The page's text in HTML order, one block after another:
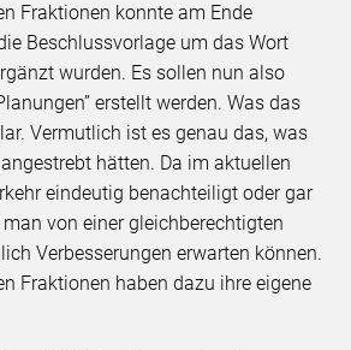
Fraktionen konnte am Ende
Beschlussvorlage um das Wort
wurden. Es sollen nun also
erstellt werden. Was das
Vermutlich ist es genau das, was
hätten. Da im aktuellen
eindeutig benachteiligt oder gar
von einer gleichberechtigten
Verbesserungen erwarten können.
Fraktionen haben dazu ihre eigene